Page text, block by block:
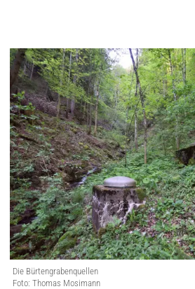
Die Bürtengrabenquellen
Foto: Thomas Mosimann